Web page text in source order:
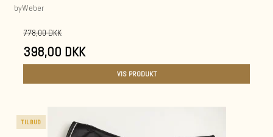
byWeber
778,00 DKK
398,00 DKK
VIS PRODUKT
TILBUD